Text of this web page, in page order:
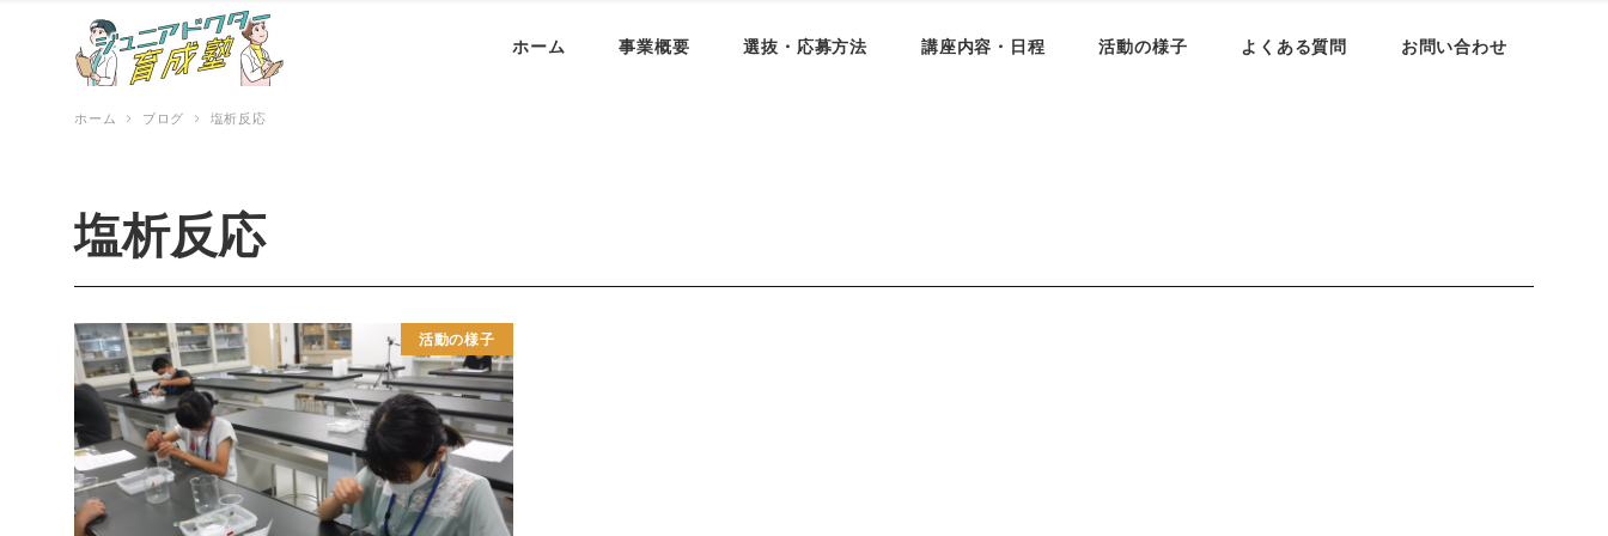
ホーム 事業概要 選抜・応募方法 講座内容・日程 活動の様子 よくある質問 お問い合わせ
ホーム ブログ 塩析反応
塩析反応
活動の様子